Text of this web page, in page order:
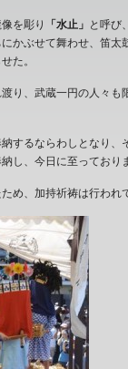
を彫り 「水止」 と呼び
かぶせて舞わせ、笛太
た。
り、武蔵一円の人々も
するならわしとなり
し、今日に至っており
め、加持祈祷は行われ